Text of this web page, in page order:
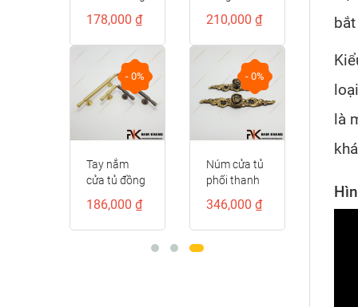
đốt tròn
trơn cao cấp
NK414D-CF
178,000 ₫
- 0%
Tay nắm
cửa tủ đồng
cấp
NK306D-
186,000 ₫
NK521D
210,000 ₫
- 0%
Núm cửa tủ
phối thanh
điển
NK071D-
346,000 ₫
là